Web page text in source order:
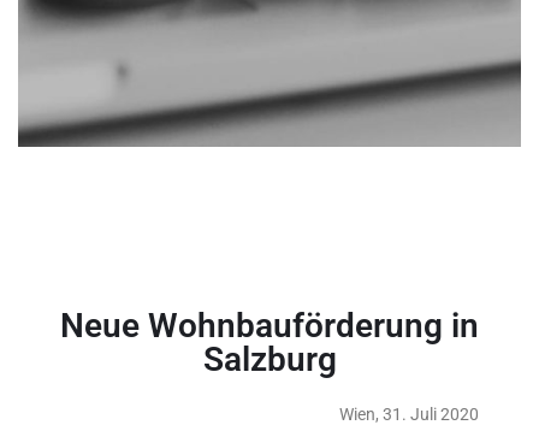
Neue Wohnbauförderung in
Salzburg
Wien, 31. Juli 2020